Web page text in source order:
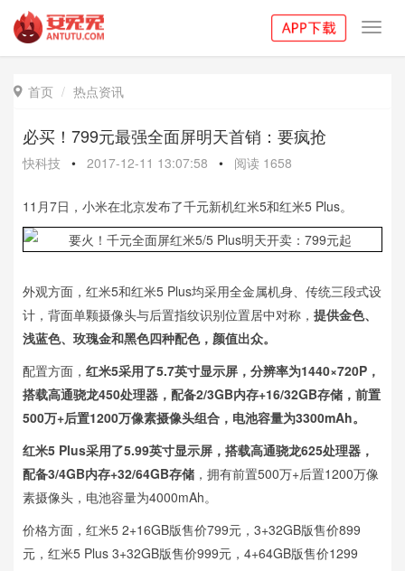
 首页 热点资讯
必买！799元最强全面屏明天首销：要疯抢
快科技 • 2017-12-11 13:07:58 • 阅读 1658
11月7日，小米在北京发布了千元新机红米5和红米5 Plus。
外观方面，红米5和红米5 Plus均采用全金属机身、传统三段式设
计，背面单颗摄像头与后置指纹识别位置居中对称， 提供金色、
浅蓝色、玫瑰金和黑色四种配色，颜值出众。
配置方面， 红米5采用了5.7英寸显示屏，分辨率为1440×720P，
搭载高通骁龙450处理器，配备2/3GB内存+16/32GB存储，前置
500万+后置1200万像素摄像头组合，电池容量为3300mAh。
红米5 Plus采用了5.99英寸显示屏，搭载高通骁龙625处理器，
配备3/4GB内存+32/64GB存储 ，拥有前置500万+后置1200万像
素摄像头，电池容量为4000mAh。
价格方面，红米5 2+16GB版售价799元，3+32GB版售价899
元，红米5 Plus 3+32GB版售价999元，4+64GB版售价1299